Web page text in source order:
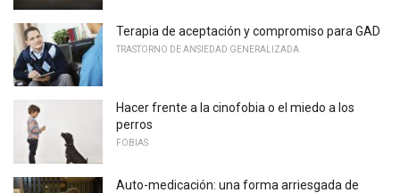
Terapia de aceptación y compromiso para GAD
TRASTORNO DE ANSIEDAD GENERALIZADA
Hacer frente a la cinofobia o el miedo a los
perros
FOBIAS
Auto-medicación: una forma arriesgada de